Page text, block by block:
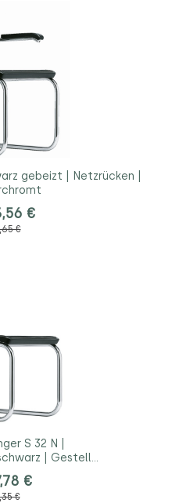
gebeizt | Netzrücken |
€
€
S 32 N |
| Gestell
€
€